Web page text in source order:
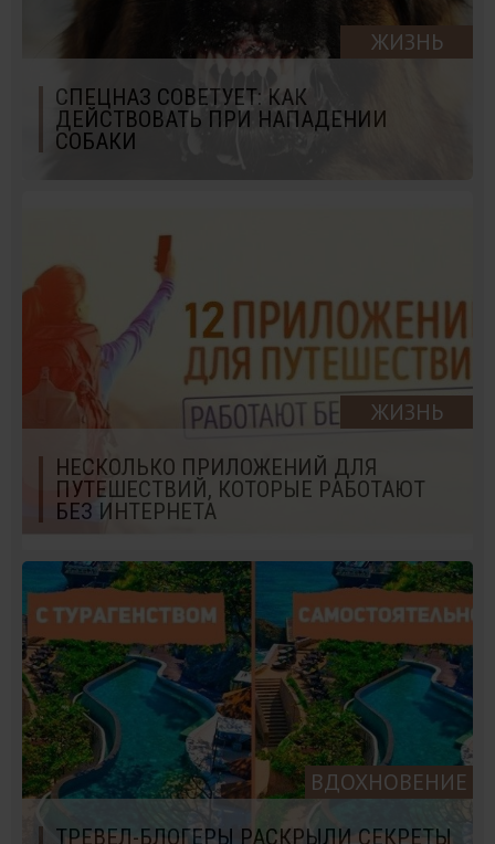
ЖИЗНЬ
СПЕЦНАЗ СОВЕТУЕТ: КАК
ДЕЙСТВОВАТЬ ПРИ НАПАДЕНИИ
СОБАКИ
ЖИЗНЬ
НЕСКОЛЬКО ПРИЛОЖЕНИЙ ДЛЯ
ПУТЕШЕСТВИЙ, КОТОРЫЕ РАБОТАЮТ
БЕЗ ИНТЕРНЕТА
ВДОХНОВЕНИЕ
ТРЕВЕЛ-БЛОГЕРЫ РАСКРЫЛИ СЕКРЕТЫ